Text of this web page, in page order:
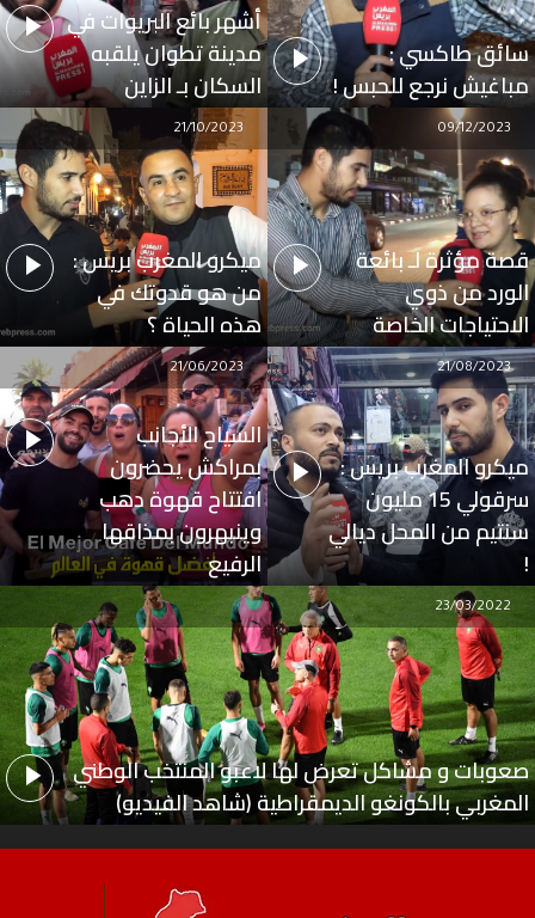
سائق طاكسي :
مباغيش نرجع للحبس !
أشهر بائع البريوات في
مدينة تطوان يلقبه
السكان بـ الزاين
قصة مؤثرة لـ بائعة
الورد من ذوي
الاحتياجات الخاصة
09/12/2023
ميكرو المغرب بريس :
من هو قدوتك في
هذه الحياة ؟
21/10/2023
ميكرو المغرب بريس :
سرقولي 15 مليون
سنتيم من المحل ديالي
!
21/08/2023
السياح الأجانب
بمراكش يحضرون
افتتاح قهوة دهب
وينبهرون بمذاقها
الرفيع
21/06/2023
صعوبات و مشاكل تعرض لها لاعبو المنتخب الوطني
المغربي بالكونغو الديمقراطية (شاهد الفيديو)
23/03/2022